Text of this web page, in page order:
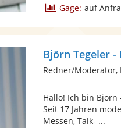
Gage: auf
Björn Tegeler
Redner/Moderator,
Hallo! Ich bin
Seit 17 Jahren
Messen, Talk- ...